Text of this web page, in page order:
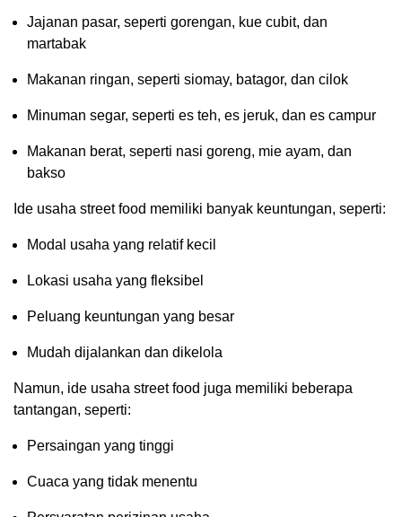
Jajanan pasar, seperti gorengan, kue cubit, dan
martabak
Makanan ringan, seperti siomay, batagor, dan cilok
Minuman segar, seperti es teh, es jeruk, dan es campur
Makanan berat, seperti nasi goreng, mie ayam, dan
bakso
Ide usaha street food memiliki banyak keuntungan, seperti:
Modal usaha yang relatif kecil
Lokasi usaha yang fleksibel
Peluang keuntungan yang besar
Mudah dijalankan dan dikelola
Namun, ide usaha street food juga memiliki beberapa
tantangan, seperti:
Persaingan yang tinggi
Cuaca yang tidak menentu